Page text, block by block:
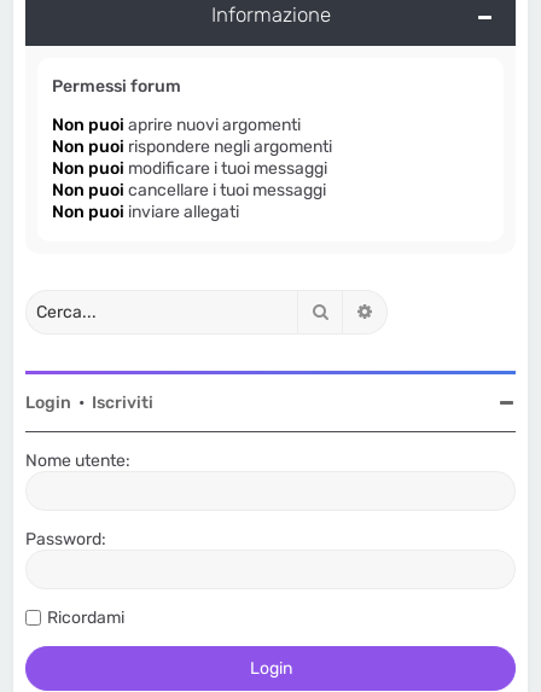
Informazione
Permessi forum
Non puoi aprire nuovi argomenti
Non puoi rispondere negli argomenti
Non puoi modificare i tuoi messaggi
Non puoi cancellare i tuoi messaggi
Non puoi inviare allegati
Cerca
Login • Iscriviti
Nome utente:
Password:
Ricordami